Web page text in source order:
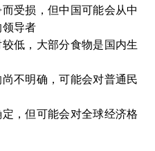
受损，但中国可能会从中
导者
低，大部分食物是国内生
不明确，可能会对普通民
，但可能会对全球经济格